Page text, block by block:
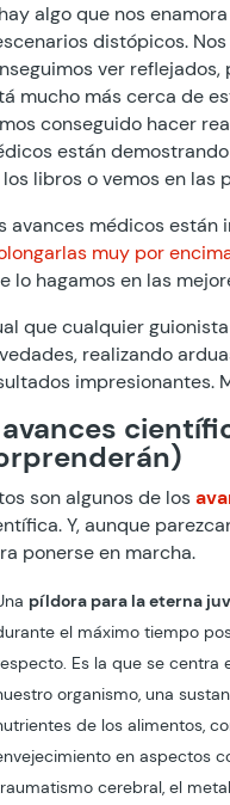
algo que nos
distópicos.
ver
mucho más cerca de
conseguido hacer
están
los libros o vemos en
avances médicos
muy por
lo hagamos en las
que cualquier
realizando
impresionantes.
son algunos de los
Y, aunque
ponerse en marcha.
píldora para la eterna
el máximo tiempo
Es la que se centra
organismo, una
de los alimentos,
en aspectos
cerebral, el